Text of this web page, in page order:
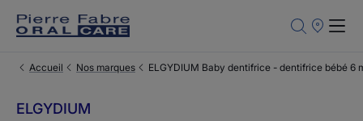
Points
Accueil
Nos marques ELGYDIUM Baby dentifrice - dentifrice bébé 6
ELGYDIUM